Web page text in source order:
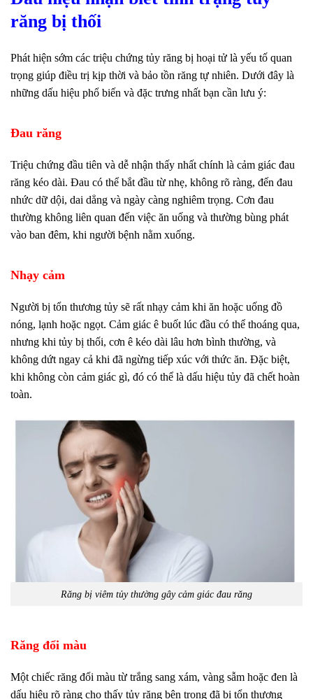
răng bị thối
Phát hiện sớm các triệu chứng tủy răng bị hoại tử là yếu tố quan
trọng giúp điều trị kịp thời và bảo tồn răng tự nhiên. Dưới đây là
những dấu hiệu phổ biến và đặc trưng nhất bạn cần lưu ý:
Đau răng
Triệu chứng đầu tiên và dễ nhận thấy nhất chính là cảm giác đau
răng kéo dài. Đau có thể bắt đầu từ nhẹ, không rõ ràng, đến đau
nhức dữ dội, dai dẳng và ngày càng nghiêm trọng. Cơn đau
thường không liên quan đến việc ăn uống và thường bùng phát
vào ban đêm, khi người bệnh nằm xuống.
Nhạy cảm
Người bị tổn thương tủy sẽ rất nhạy cảm khi ăn hoặc uống đồ
nóng, lạnh hoặc ngọt. Cảm giác ê buốt lúc đầu có thể thoáng qua,
nhưng khi tủy bị thối, cơn ê kéo dài lâu hơn bình thường, và
không dứt ngay cả khi đã ngừng tiếp xúc với thức ăn. Đặc biệt,
khi không còn cảm giác gì, đó có thể là dấu hiệu tủy đã chết hoàn
toàn.
Răng bị viêm tủy thường gây cảm giác đau răng
Răng đổi màu
Một chiếc răng đổi màu từ trắng sang xám, vàng sẫm hoặc đen là
dấu hiệu rõ ràng cho thấy tủy răng bên trong đã bị tổn thương